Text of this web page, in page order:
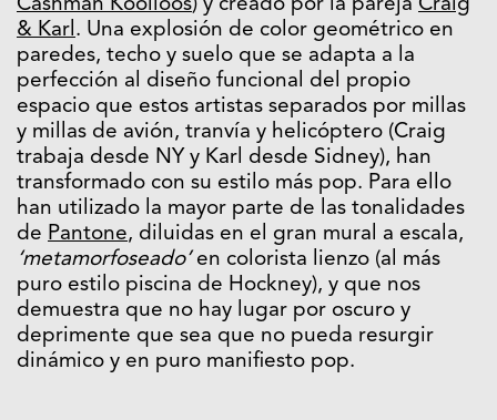
Cashman Koolloos) y creado por la pareja Craig
& Karl . Una explosión de color geométrico en
paredes, techo y suelo que se adapta a la
perfección al diseño funcional del propio
espacio que estos artistas separados por millas
y millas de avión, tranvía y helicóptero (Craig
trabaja desde NY y Karl desde Sidney), han
transformado con su estilo más pop. Para ello
han utilizado la mayor parte de las tonalidades
de Pantone, diluidas en el gran mural a escala,
‘metamorfoseado’en colorista lienzo (al más
puro estilo piscina de Hockney), y que nos
demuestra que no hay lugar por oscuro y
deprimente que sea que no pueda resurgir
dinámico y en puro manifiesto pop.